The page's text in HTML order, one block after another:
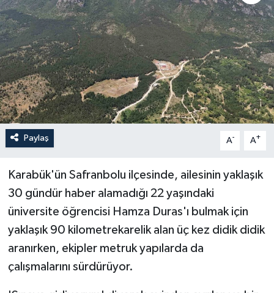
Paylaş A- A+
Karabük'ün Safranbolu ilçesinde, ailesinin yaklaşık
30 gündür haber alamadığı 22 yaşındaki
üniversite öğrencisi Hamza Duras'ı bulmak için
yaklaşık 90 kilometrekarelik alan üç kez didik didik
aranırken, ekipler metruk yapılarda da
çalışmalarını sürdürüyor.